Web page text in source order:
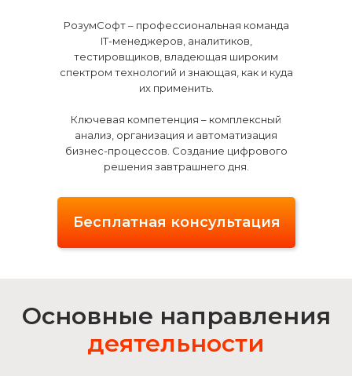
РозумСофт – профессиональная команда
IT-менеджеров, аналитиков,
тестировщиков, владеющая широким
спектром технологий и знающая, как и куда
их применить.
Ключевая компетенция – комплексный
анализ, организация и автоматизация
бизнес-процессов. Создание цифрового
решения завтрашнего дня.
Бесплатная консультация
Основные направления
деятельности